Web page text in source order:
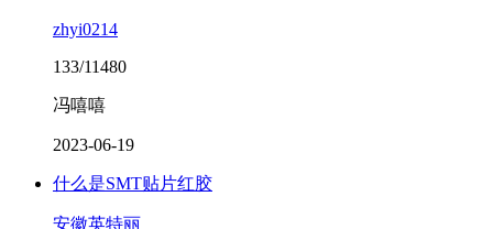
zhyi0214
133/11480
冯嘻嘻
2023-06-19
什么是SMT贴片红胶
安徽英特丽